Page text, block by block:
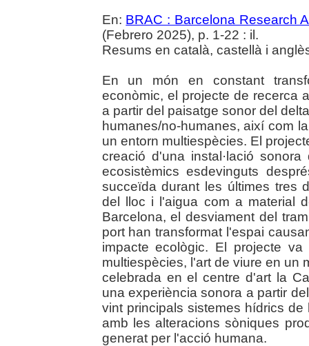
En: BRAC : Barcelona Research
(Febrero 2025), p. 1-22 : il.
Resums en català, castellà i
En un món en constant
econòmic, el projecte de recerca
a partir del paisatge sonor del
humanes/no-humanes, així com
un entorn multiespècies. El
creació d'una instal·lació
ecosistèmics esdevinguts
succeïda durant les últimes tres
del lloc i l'aigua com a material
Barcelona, el desviament del
port han transformat l'espai
impacte ecològic. El projecte
multiespècies, l'art de viure en un
celebrada en el centre d'art la
una experiència sonora a partir
vint principals sistemes hídrics
amb les alteracions sòniques
generat per l'acció humana.